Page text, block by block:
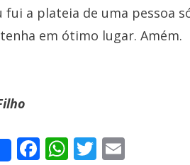
fui a plateia de uma pessoa
em ótimo lugar. Amém.
F W T E